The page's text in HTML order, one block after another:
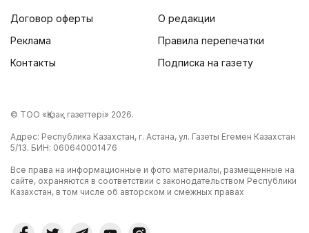
Договор оферты
Реклама
Контакты
О редакции
Правила перепечатки
Подписка на газету
© ТОО «Қазақ газеттері» 2026.
Адрес: Республика Казахстан, г. Астана, ул. Газеты Егемен Казахстан
5/13. БИН: 060640001476
Все права на информационные и фото материалы, размещенные на
сайте, охраняются в соответствии с законодательством Республики
Казахстан, в том числе об авторском и смежных правах